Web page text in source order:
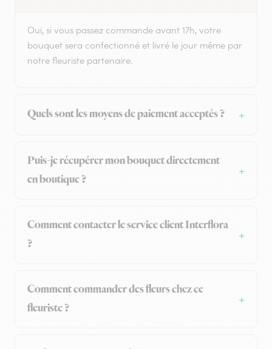
Oui, si vous passez commande avant 17h, votre
bouquet sera confectionné et livré le jour même par
notre fleuriste partenaire.
Quels sont les moyens de paiement acceptés ?
Puis-je récupérer mon bouquet directement
en boutique ?
Comment contacter le service client Interflora
?
Comment commander des fleurs chez ce
fleuriste ?